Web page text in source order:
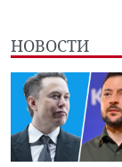
НОВОСТИ